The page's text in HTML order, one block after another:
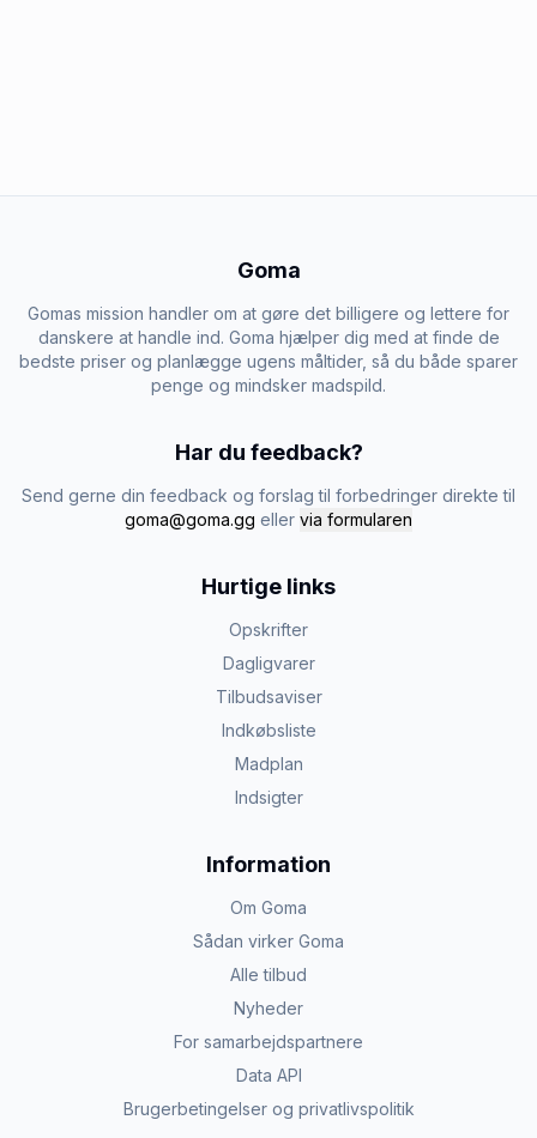
Goma
Gomas mission handler om at gøre det billigere og lettere for
danskere at handle ind. Goma hjælper dig med at finde de
bedste priser og planlægge ugens måltider, så du både sparer
penge og mindsker madspild.
Har du feedback?
Send gerne din feedback og forslag til forbedringer direkte til
goma@goma.gg eller via formularen
Hurtige links
Opskrifter
Dagligvarer
Tilbudsaviser
Indkøbsliste
Madplan
Indsigter
Information
Om Goma
Sådan virker Goma
Alle tilbud
Nyheder
For samarbejdspartnere
Data API
Brugerbetingelser og privatlivspolitik